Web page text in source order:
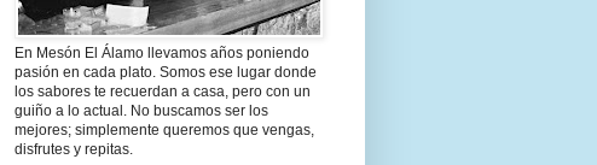
En Mesón El Álamo llevamos años poniendo
pasión en cada plato. Somos ese lugar donde
los sabores te recuerdan a casa, pero con un
guiño a lo actual. No buscamos ser los
mejores; simplemente queremos que vengas,
disfrutes y repitas.